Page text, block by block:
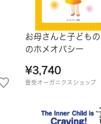
お母さんと子ども
のホメオパシー
¥3,740
豊受オーガニクスショップ